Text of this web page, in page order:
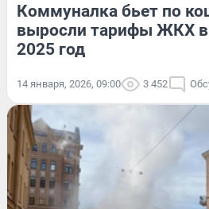
Коммуналка бьет по
выросли тарифы ЖКХ
2025 год
14 января, 2026, 09:00 3 452